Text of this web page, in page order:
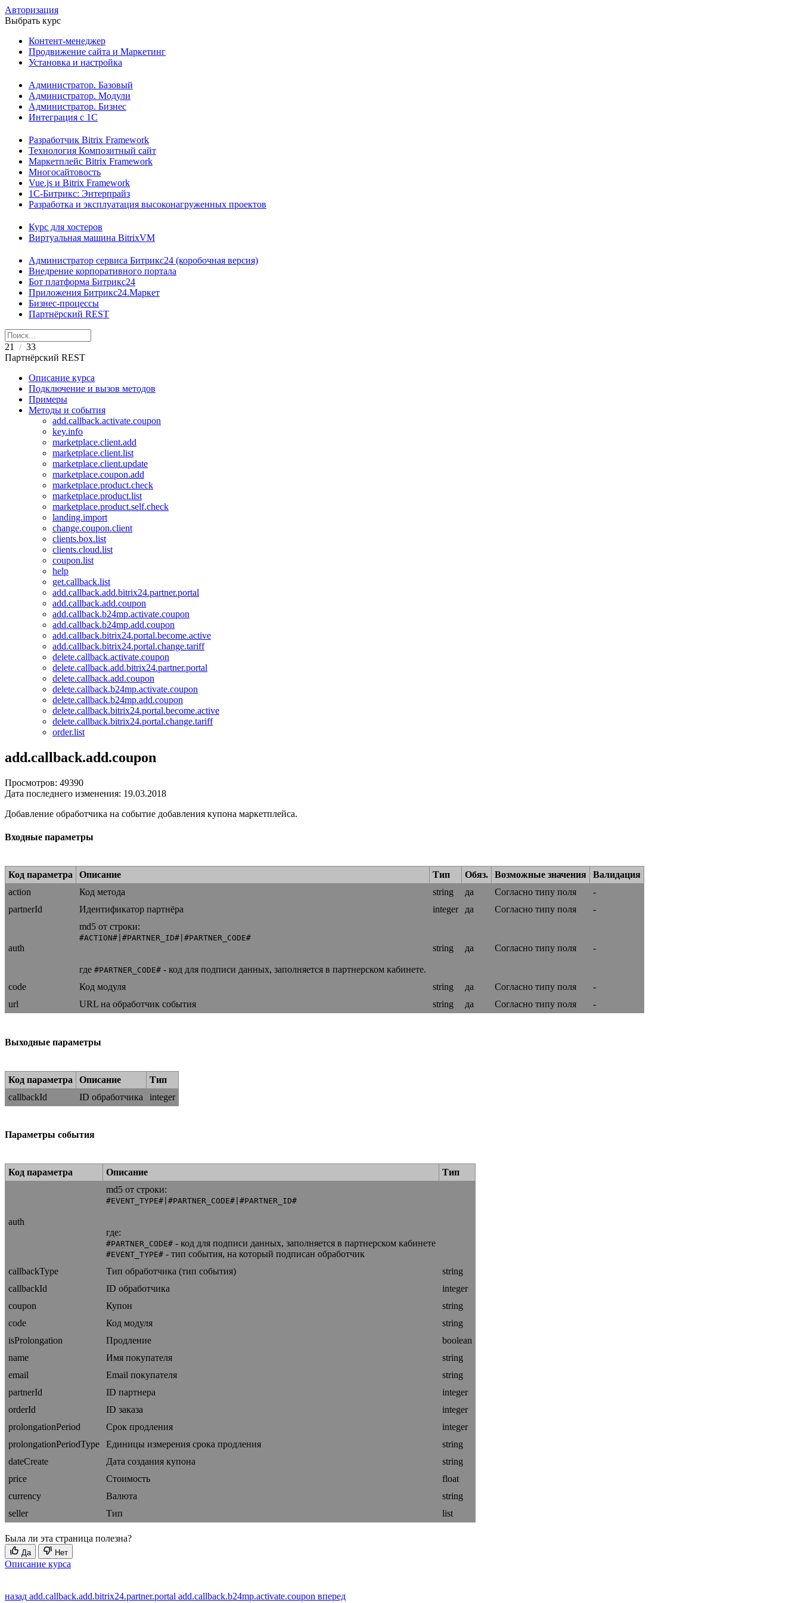
Авторизация
Выбрать курс
Контент-менеджер
Продвижение сайта и Маркетинг
Установка и настройка
Администратор. Базовый
Администратор. Модули
Администратор. Бизнес
Интеграция с 1С
Разработчик Bitrix Framework
Технология Композитный сайт
Маркетплейс Bitrix Framework
Многосайтовость
Vue.js и Bitrix Framework
1С-Битрикс: Энтерпрайз
Разработка и эксплуатация высоконагруженных проектов
Курс для хостеров
Виртуальная машина BitrixVM
Администратор сервиса Битрикс24 (коробочная версия)
Внедрение корпоративного портала
Бот платформа Битрикс24
Приложения Битрикс24.Маркет
Бизнес-процессы
Партнёрский REST
21 / 33
Партнёрский REST
Описание курса
Подключение и вызов методов
Примеры
Методы и события
add.callback.activate.coupon
key.info
marketplace.client.add
marketplace.client.list
marketplace.client.update
marketplace.coupon.add
marketplace.product.check
marketplace.product.list
marketplace.product.self.check
landing.import
change.coupon.client
clients.box.list
clients.cloud.list
coupon.list
help
get.callback.list
add.callback.add.bitrix24.partner.portal
add.callback.add.coupon
add.callback.b24mp.activate.coupon
add.callback.b24mp.add.coupon
add.callback.bitrix24.portal.become.active
add.callback.bitrix24.portal.change.tariff
delete.callback.activate.coupon
delete.callback.add.bitrix24.partner.portal
delete.callback.add.coupon
delete.callback.b24mp.activate.coupon
delete.callback.b24mp.add.coupon
delete.callback.bitrix24.portal.become.active
delete.callback.bitrix24.portal.change.tariff
order.list
add.callback.add.coupon
Просмотров: 49390
Дата последнего изменения: 19.03.2018
Добавление обработчика на событие добавления купона маркетплейса.
Входные параметры
Код параметра Описание Тип Обяз. Возможные значения
Валидация
action
Код метода string да Согласно типу поля
-
partnerId
Идентификатор партнёра integer да Согласно типу поля -
auth
md5 от строки:
#ACTION#|#PARTNER_ID#|#PARTNER_CODE#
где #PARTNER_CODE# - код для подписи данных, заполняется в партнерском кабинете.
string да Согласно типу поля -
code Код модуля string да Согласно типу поля
-
url
URL на обработчик события string да Согласно типу поля -
Выходные параметры
Код параметра Описание
Тип
callbackId
ID обработчика integer
Параметры события
Код параметра Описание Тип
auth
md5 от строки:
#EVENT_TYPE#|#PARTNER_CODE#|#PARTNER_ID#
где:
#PARTNER_CODE# - код для подписи данных, заполняется в партнерском кабинете
#EVENT_TYPE# - тип события, на который подписан обработчик
callbackType
Тип обработчика (тип события)
string
callbackId
ID обработчика
integer
coupon
Купон
string
code
Код модуля
string
isProlongation
Продление
boolean
name
Имя покупателя
string
email
Email покупателя
string
partnerId
ID партнера
integer
orderId
ID заказа
integer
prolongationPeriod
Срок продления
integer
prolongationPeriodType
Единицы измерения срока продления
string
dateCreate
Дата создания купона
string
price
Стоимость
float
currency
Валюта
string
seller
Тип list
Была ли эта страница полезна?
Да Нет
Описание курса
назад add.callback.add.bitrix24.partner.portal add.callback.b24mp.activate.coupon вперед